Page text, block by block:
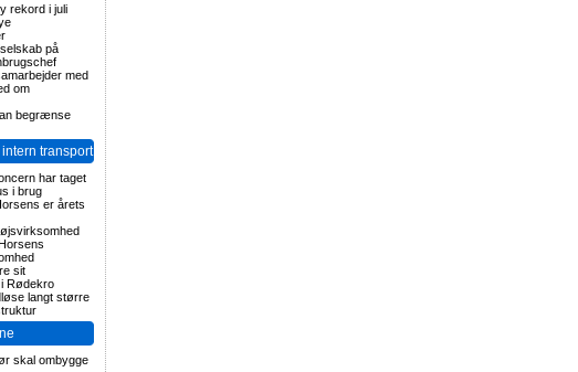
rekord i juli
på
med
om
begrænse
transport
har taget
i brug
er årets
sit
Rødekro
langt større
skal ombygge